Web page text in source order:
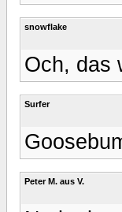
snowflake
Och, das
Surfer
Peter M. aus V.